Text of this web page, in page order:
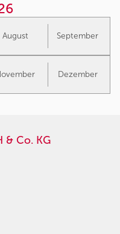
August September
Dezember
& Co. KG